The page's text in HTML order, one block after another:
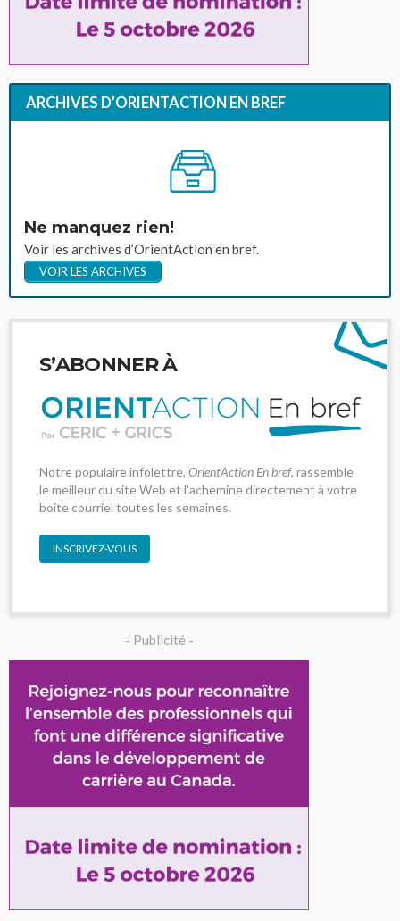
ARCHIVES D’ORIENTACTION EN BREF
Ne manquez rien!
Voir les archives d’OrientAction en bref.
VOIR LES ARCHIVES
S’ABONNER À
Notre populaire infolettre, OrientAction En bref, rassemble
le meilleur du site Web et l'achemine directement à votre
boîte courriel toutes les semaines.
INSCRIVEZ-VOUS
- Publicité -